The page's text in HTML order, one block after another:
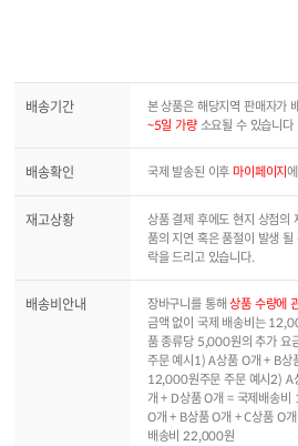
배송기간 본 상품은 해당지역 판매자가
~5일 가량소요될 수 있습니다
배송확인 국제 발송된 이후 마이페이지
재고상황
상품 결제 후에도 현지 상점의
품의 지연 혹은 품절이 발생
락을 드리고 있습니다.
배송비안내 장바구니를 통해상품 수량에
금액 없이 국제 배송비는
품 종류당 5,000원의 추가 요
주문 예시1) A상품 O개 + B상
12,000원주문 주문 예시2) A
개 + D상품 O개 = 국제배송
O개 + B상품 O개 + C상품 O
배송비 22,000원